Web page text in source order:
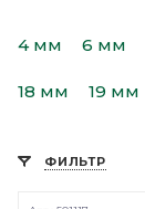
4 мм 6 мм
18 мм 19 мм
ФИЛЬТР